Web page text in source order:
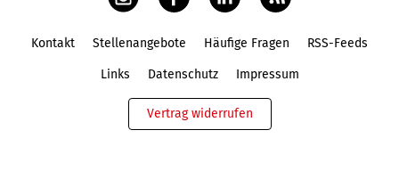
Kontakt Stellenangebote Häufige Fragen RSS-Feeds
Links Datenschutz Impressum
Vertrag widerrufen